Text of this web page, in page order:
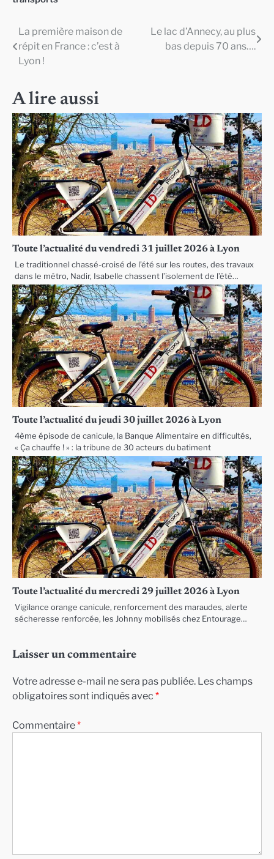
Navigation
de
La première maison de
répit en France : c’est à
Lyon !
Le lac d’Annecy, au plus
bas depuis 70 ans….
A lire aussi
Toute l’actualité du vendredi 31 juillet 2026 à Lyon
Le traditionnel chassé-croisé de l’été sur les routes, des travaux
dans le métro, Nadir, Isabelle chassent l’isolement de l’été…
Toute l’actualité du jeudi 30 juillet 2026 à Lyon
4ème épisode de canicule, la Banque Alimentaire en difficultés,
« Ça chauffe ! » : la tribune de 30 acteurs du batiment
Toute l’actualité du mercredi 29 juillet 2026 à Lyon
Vigilance orange canicule, renforcement des maraudes, alerte
sécheresse renforcée, les Johnny mobilisés chez Entourage…
Laisser un commentaire
Votre adresse e-mail ne sera pas publiée. Les champs
obligatoires sont indiqués avec *
Commentaire*